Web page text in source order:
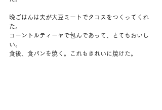
晩ごはんは夫が大豆ミートでタコスをつくってくれ
た。
コーントルティーヤで包んであって、とてもおいし
い。
食後、食パンを焼く。これもきれいに焼けた。